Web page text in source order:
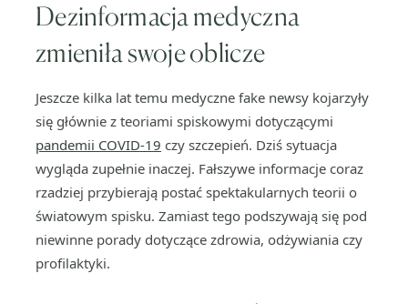
Dezinformacja medyczna
zmieniła swoje oblicze
Jeszcze kilka lat temu medyczne fake newsy kojarzyły
się głównie z teoriami spiskowymi dotyczącymi
pandemii COVID-19 czy szczepień. Dziś sytuacja
wygląda zupełnie inaczej. Fałszywe informacje coraz
rzadziej przybierają postać spektakularnych teorii o
światowym spisku. Zamiast tego podszywają się pod
niewinne porady dotyczące zdrowia, odżywiania czy
profilaktyki.